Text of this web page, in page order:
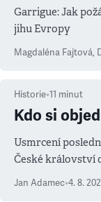
Garrigue: Jak
jihu Evropy
Magdaléna Fajtová,
Historie•11 minut
Kdo si
Usmrcení posledního Přemyslovce uvrhlo v roce 1306
České království
známe jména
Jan Adamec•4. 8.